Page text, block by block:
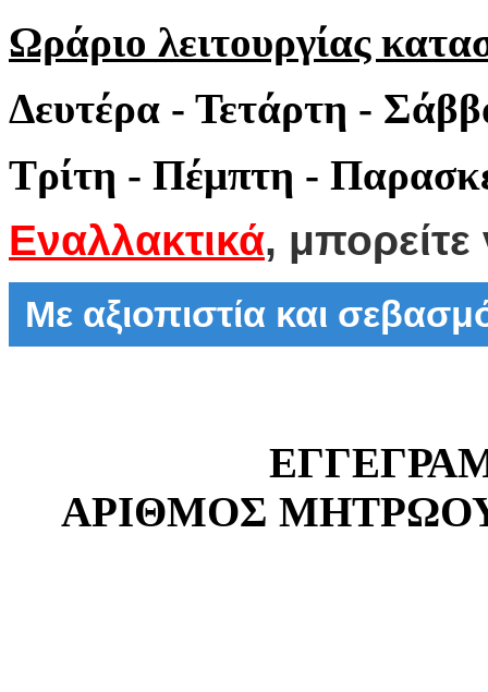
Ωράριο λειτουργίας
Δευτέρα - Τετάρτη -
Τρίτη - Πέμπτη -
Εναλλακτικά, μπορείτε
Με αξιοπιστία και
ΑΡΙΘΜΟΣ